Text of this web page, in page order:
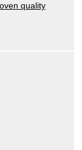
quality